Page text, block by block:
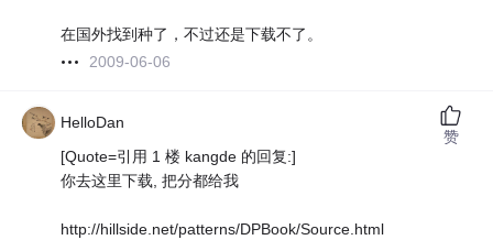
在国外找到种了，不过还是下载不了。
2009-06-06
HelloDan
[Quote=引用 1 楼 kangde 的回复:]
你去这里下载, 把分都给我
http://hillside.net/patterns/DPBook/Source.html
赞